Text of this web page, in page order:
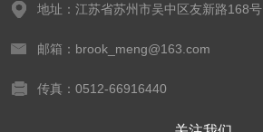
地址：江苏省苏州市吴中区友新路168号
邮箱：brook_meng@163.com
传真：0512-66916440